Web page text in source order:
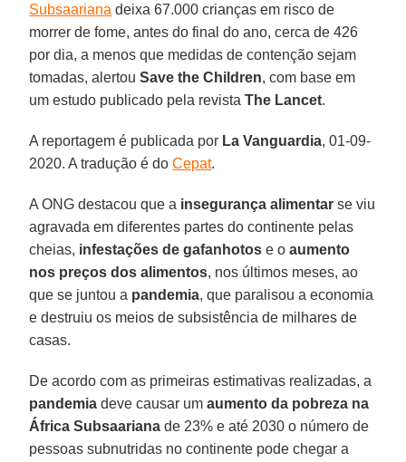
Subsaariana deixa 67.000 crianças em risco de
morrer de fome, antes do final do ano, cerca de 426
por dia, a menos que medidas de contenção sejam
tomadas, alertouSave the Children, com base em
um estudo publicado pela revistaThe Lancet.
A reportagem é publicada por La Vanguardia, 01-09-
2020. A tradução é doCepat.
A ONG destacou que a insegurança alimentar se viu
agravada em diferentes partes do continente pelas
cheias, infestações de gafanhotos e oaumento
nos preços dos alimentos, nos últimos meses, ao
que se juntou a pandemia, que paralisou a economia
e destruiu os meios de subsistência de milhares de
casas.
De acordo com as primeiras estimativas realizadas, a
pandemia deve causar umaumento da pobreza na
África Subsaariana de 23% e até 2030 o número de
pessoas subnutridas no continente pode chegar a